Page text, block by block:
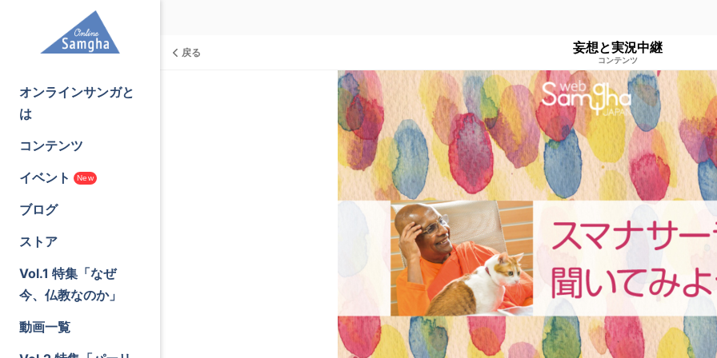
オンラインサンガと
は
コンテンツ
イベント
New
ブログ
ストア
Vol.1 特集「なぜ
今、仏教なのか」
動画一覧
戻る 妄想と実況中継
コンテンツ